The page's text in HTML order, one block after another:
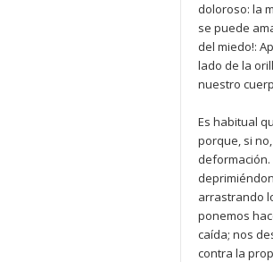
doloroso: la
se puede
del miedo!:
lado de la
nuestro
Es habitual
porque, si
arrastrando
ponemos
caída; nos
contra la